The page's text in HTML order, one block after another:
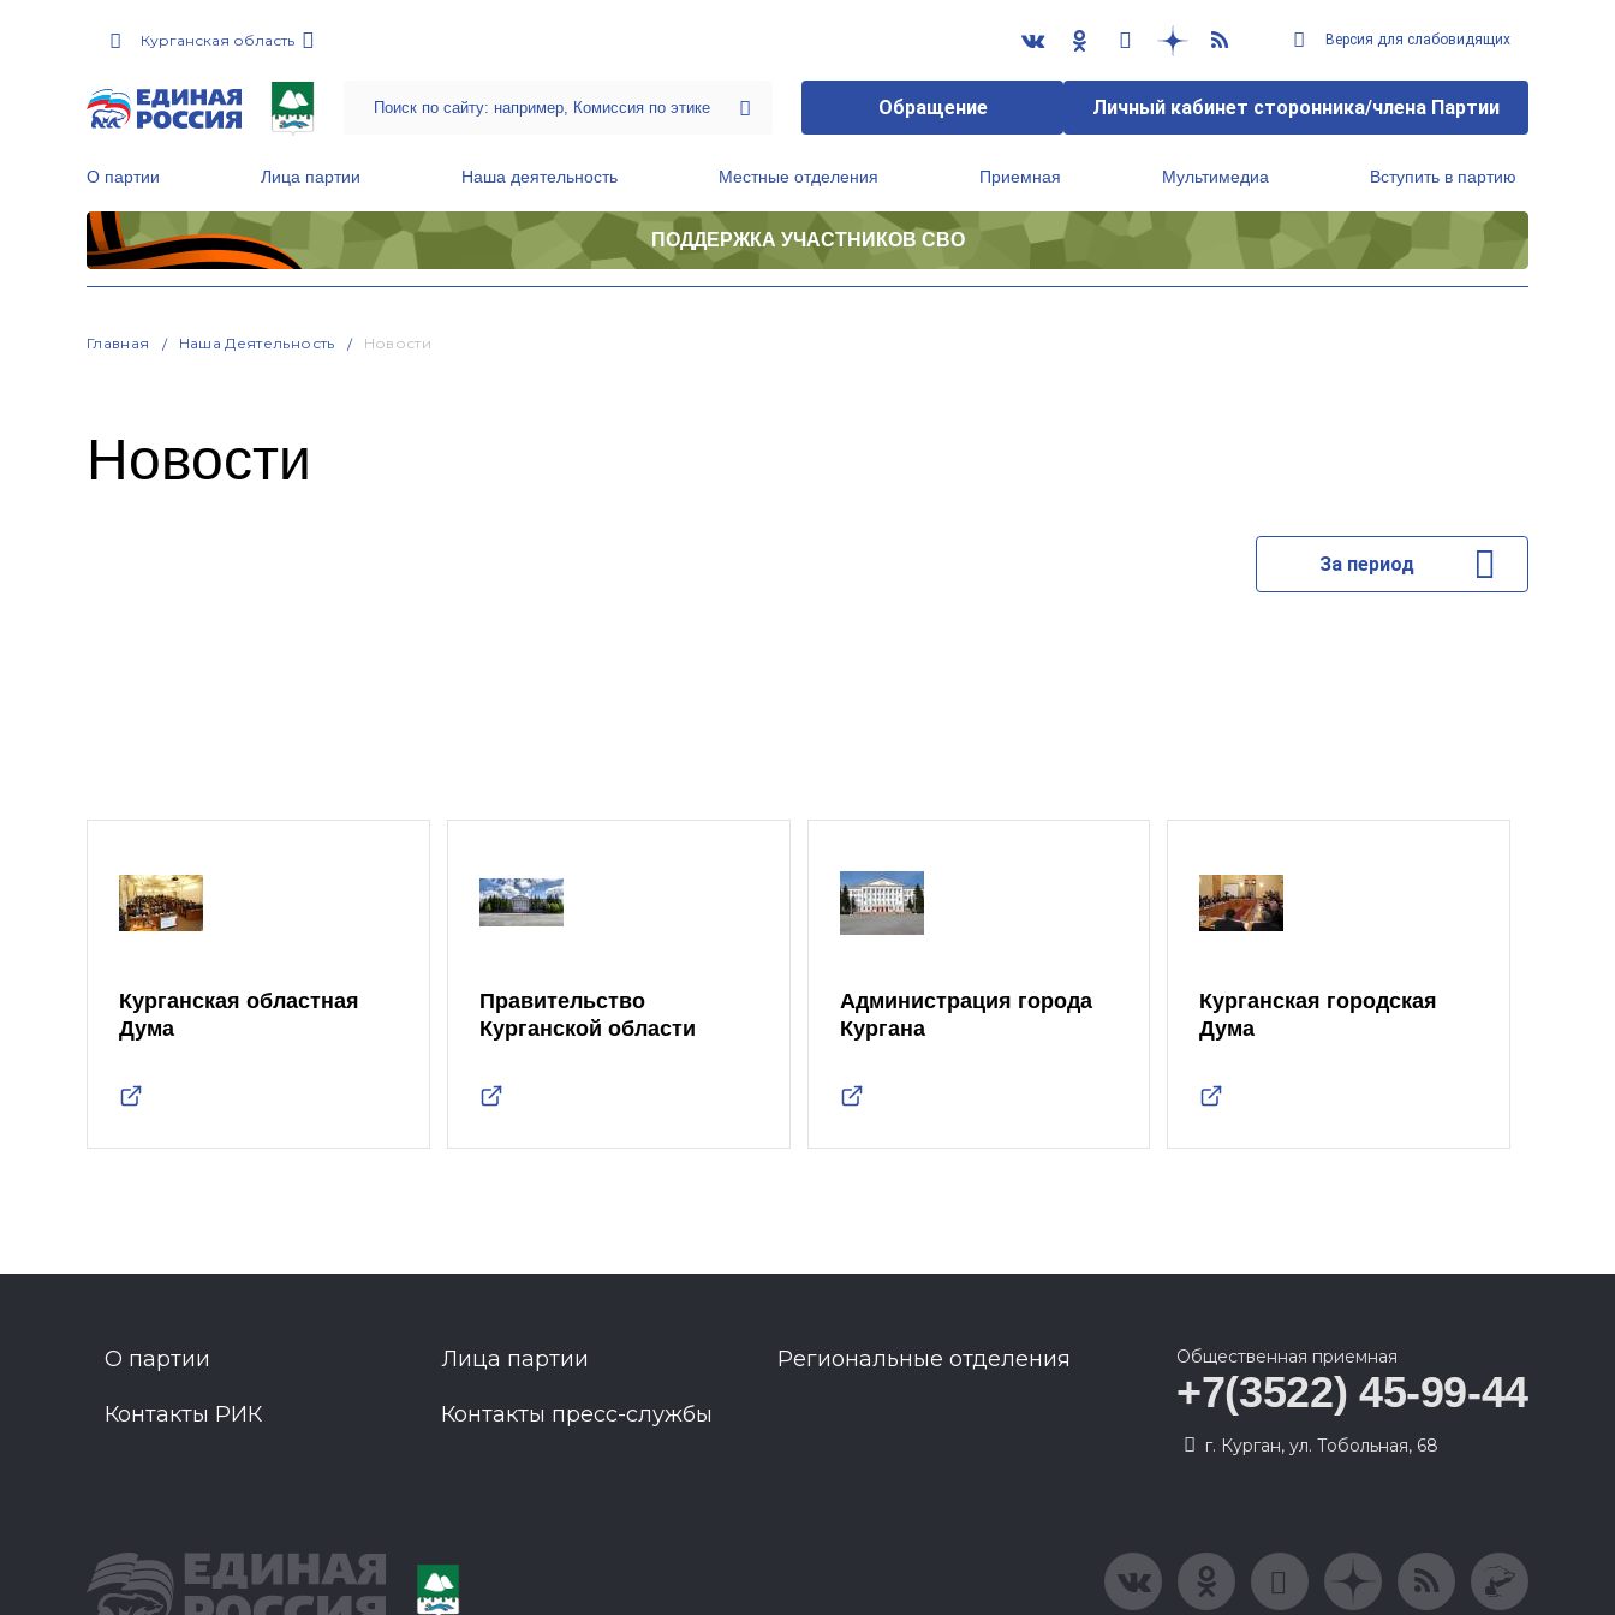
Курганская область Версия для слабовидящих
Обращение Личный кабинет сторонника/члена Партии
О партии Лица партии Наша деятельность Местные отделения Приемная Мультимедиа Вступить в партию
ПОДДЕРЖКА УЧАСТНИКОВ СВО
Главная Наша Деятельность Новости
Новости
За период
Курганская областная
Дума
Правительство
Курганской области
Администрация города
Кургана
Курганская городская
Дума
О партии Лица партии Региональные отделения
Контакты РИК Контакты пресс-службы
Общественная приемная
+7(3522) 45-99-44
г. Курган, ул. Тобольная, 68